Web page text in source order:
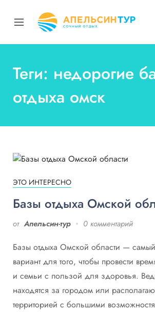
Теги: недорогие
отдыха омск
ЭТО ИНТЕРЕСНО
Базы отдыха Омской
от Апельсин-тур 0 комментарий
Базы отдыха Омской области —
вариант для того, чтобы провести
и семьи с пользой для здоровья.
находятся за городом или
территорией с большими